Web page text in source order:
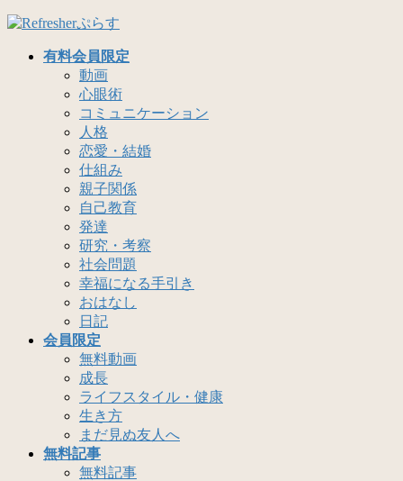
コ
ナ
有料会員限定
動画
心眼術
コミュニケーション
人格
恋愛・結婚
仕組み
親子関係
自己教育
発達
研究・考察
社会問題
幸福になる手引き
おはなし
日記
会員限定
無料動画
成長
ライフスタイル・健康
生き方
まだ見ぬ友人へ
無料記事
無料記事